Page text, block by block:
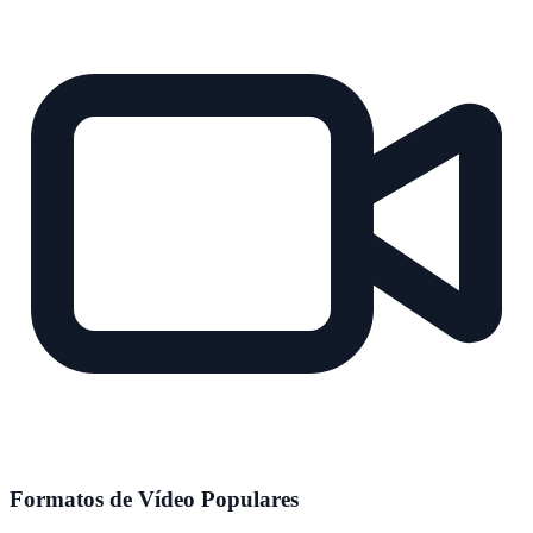
Formatos de Vídeo Populares